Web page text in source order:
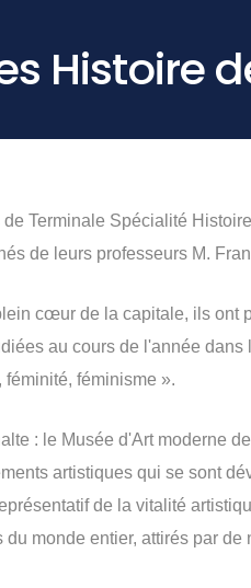
Histoire
de Terminale Spécialité
de leurs professeurs M.
cœur de la capitale, ils ont
au cours de l'année
féminité, féminisme ».
: le Musée d'Art moderne
artistiques qui se sont
de la vitalité
du monde entier, attirés par